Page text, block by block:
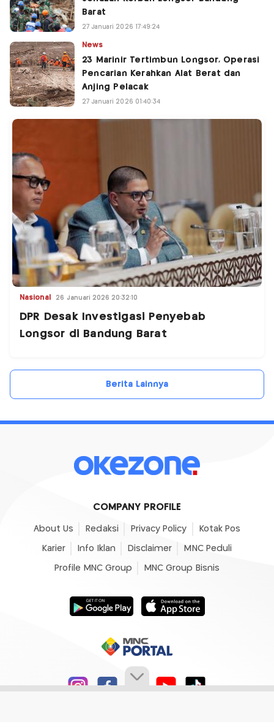
Barat
27 Januari 2026 17:49:24
News
23 Marinir Tertimbun Longsor, Operasi
Pencarian Kerahkan Alat Berat dan
Anjing Pelacak
27 Januari 2026 01:40:34
Nasional 26 Januari 2026 20:32:10
DPR Desak Investigasi Penyebab
Longsor di Bandung Barat
Berita Lainnya